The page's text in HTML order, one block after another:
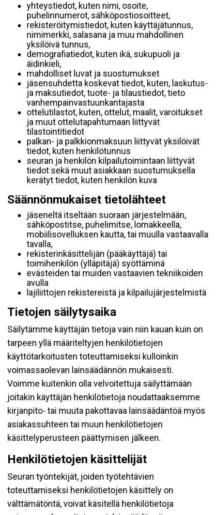
yhteystiedot, kuten nimi, osoite,
puhelinnumerot, sähköpostiosoitteet,
rekisteröitymistiedot, kuten käyttäjätunnus,
nimimerkki, salasana ja muu mahdollinen
yksilöivä tunnus,
demografiatiedot, kuten ikä, sukupuoli ja
äidinkieli,
mahdolliset luvat ja suostumukset
jäsensuhdetta koskevat tiedot, kuten, laskutus-
ja maksutiedot, tuote- ja tilaustiedot, tieto
vanhempainvastuunkantajasta
ottelutilastot, kuten, ottelut, maalit, varoitukset
ja muut ottelutapahtumaan liittyvät
tilastointitiedot
palkan- ja palkkionmaksuun liittyvät yksilöivät
tiedot, kuten henkilötunnus
seuran ja henkilön kilpailutoimintaan liittyvät
tiedot sekä muut asiakkaan suostumuksella
kerätyt tiedot, kuten henkilön kuva
Säännönmukaiset tietolähteet
jäseneltä itseltään suoraan järjestelmään,
sähköpostitse, puhelimitse, lomakkeella,
mobiilisovelluksen kautta, tai muulla vastaavalla
tavalla,
rekisterinkäsittelijän (pääkäyttäjä) tai
toimihenkilön (ylläpitäjä) syöttäminä
evästeiden tai muiden vastaavien tekniikoiden
avulla
lajiliittojen rekistereistä ja kilpailujärjestelmistä
Tietojen säilytysaika
Säilytämme käyttäjän tietoja vain niin kauan kuin on
tarpeen yllä määriteltyjen henkilötietojen
käyttötarkoitusten toteuttamiseksi kulloinkin
voimassaolevan lainsäädännön mukaisesti.
Voimme kuitenkin olla velvoitettuja säilyttämään
joitakin käyttäjän henkilötietoja noudattaaksemme
kirjanpito- tai muuta pakottavaa lainsäädäntöä myös
asiakassuhteen tai muun henkilötietojen
käsittelyperusteen päättymisen jälkeen.
Henkilötietojen käsittelijät
Seuran työntekijät, joiden työtehtävien
toteuttamiseksi henkilötietojen käsittely on
välttämätöntä, voivat käsitellä henkilötietoja